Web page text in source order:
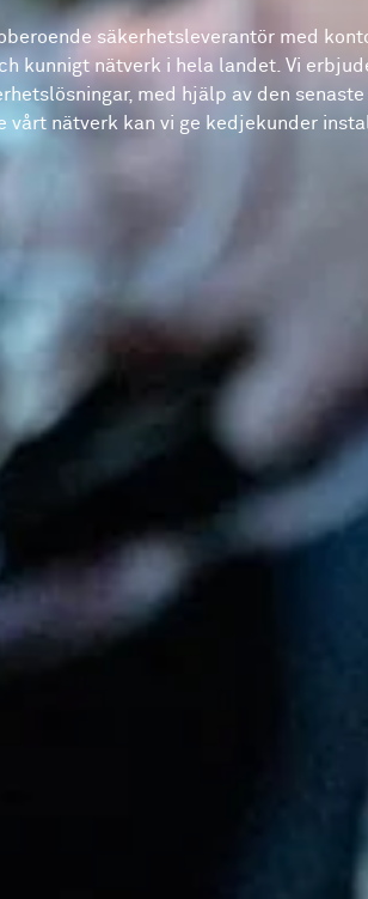
säkerhetsleverantör med
kunnigt nätverk i hela landet. Vi
med hjälp av den
vårt nätverk kan vi ge kedjekunder